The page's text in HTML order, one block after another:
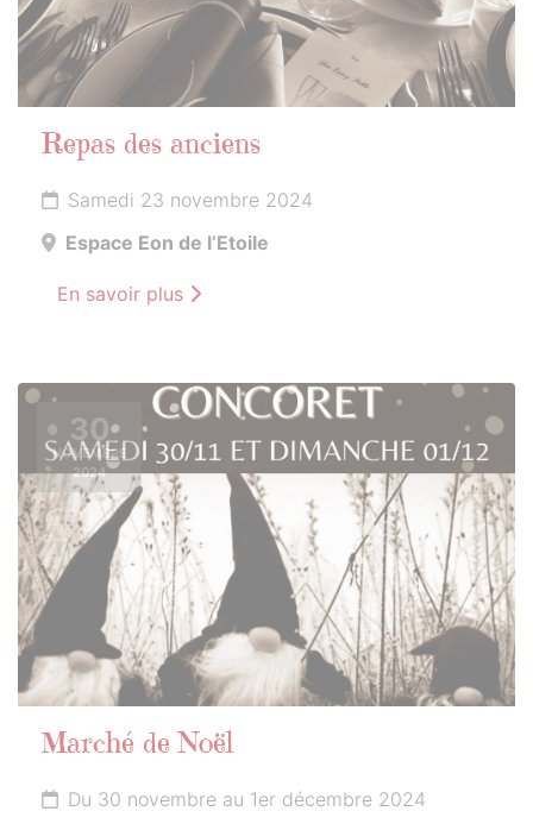
Repas des anciens
Samedi 23 novembre 2024
Espace Eon de l’Etoile
En savoir plus
30
NOVEMBRE
2024
Marché de Noël
Du 30 novembre au 1er décembre 2024